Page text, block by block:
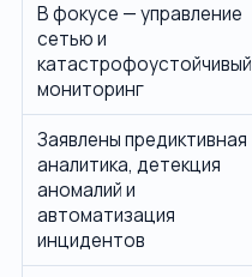
В фокусе — управление
сетью и
катастрофоустойчивый
мониторинг
Заявлены предиктивная
аналитика, детекция
аномалий и
автоматизация
инцидентов